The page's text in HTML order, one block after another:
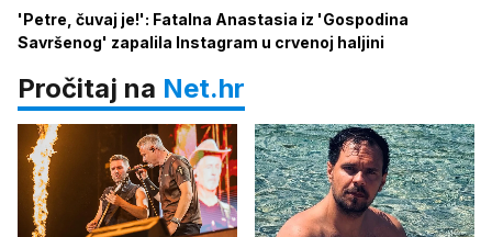
'Petre, čuvaj je!': Fatalna Anastasia iz 'Gospodina
Savršenog' zapalila Instagram u crvenoj haljini
Pročitaj na Net.hr